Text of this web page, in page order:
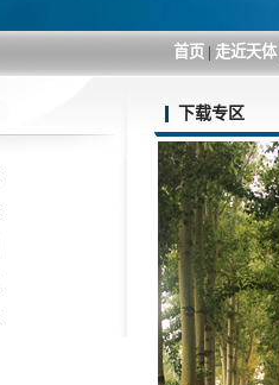
首页 | 走近天体
下载专区